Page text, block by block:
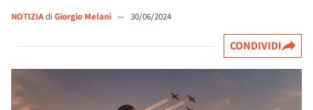
NOTIZIAdi Giorgio Melani — 30/06/2024
CONDIVIDI